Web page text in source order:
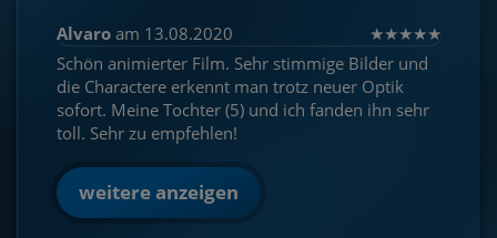
Alvaro am 13.08.2020 ★★★★★
Schön animierter Film. Sehr stimmige Bilder und
die Charactere erkennt man trotz neuer Optik
sofort. Meine Tochter (5) und ich fanden ihn sehr
toll. Sehr zu empfehlen!
weitere anzeigen